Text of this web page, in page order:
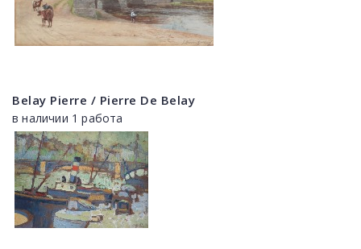
Belay Pierre / Pierre De Belay
в наличии 1 работа